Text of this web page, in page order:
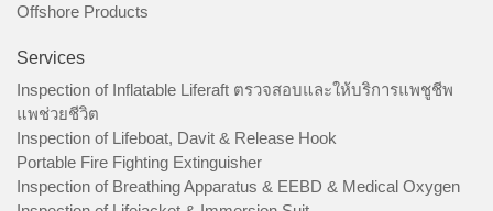
Offshore Products
Services
Inspection of Inflatable Liferaft ตรวจสอบและให้บริการแพชูชีพ
แพช่วยชีวิต
Inspection of Lifeboat, Davit & Release Hook
Portable Fire Fighting Extinguisher
Inspection of Breathing Apparatus & EEBD & Medical Oxygen